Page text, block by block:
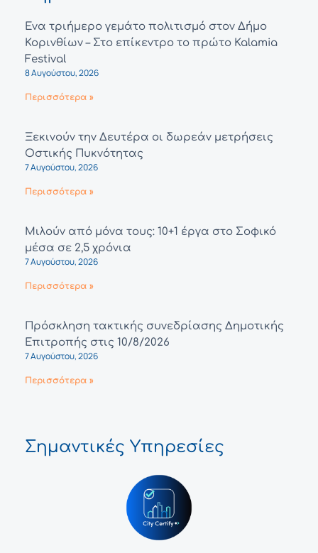
Ένα τριήμερο γεμάτο πολιτισμό στον Δήμο
Κορινθίων – Στο επίκεντρο το πρώτο Kalamia
Festival
8 Αυγούστου, 2026
Περισσότερα »
Ξεκινούν την Δευτέρα οι δωρεάν μετρήσεις
Οστικής Πυκνότητας
7 Αυγούστου, 2026
Περισσότερα »
Μιλούν από μόνα τους: 10+1 έργα στο Σοφικό
μέσα σε 2,5 χρόνια
7 Αυγούστου, 2026
Περισσότερα »
Πρόσκληση τακτικής συνεδρίασης Δημοτικής
Επιτροπής στις 10/8/2026
7 Αυγούστου, 2026
Περισσότερα »
Σημαντικές Υπηρεσίες